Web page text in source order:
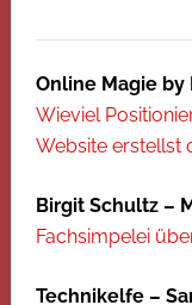
Online Magie
Wieviel
Website erstellst
Birgit Schultz –
Fachsimpelei
Technikelfe –